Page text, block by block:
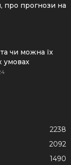
про прогнози на
чи можна їх
умовах
2238
2092
1490